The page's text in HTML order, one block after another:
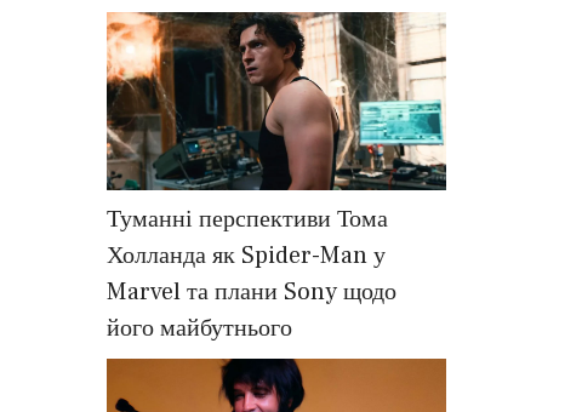
Туманні перспективи Тома
Холланда як Spider-Man у
Marvel та плани Sony щодо
його майбутнього